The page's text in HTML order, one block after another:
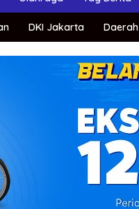
DKI Jakarta Daerah